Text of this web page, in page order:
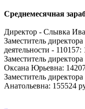
Среднемесячная
Директор - Слывка
Заместитель
деятельности - 110157:
Заместитель
Оксана Юрьевна:
Заместитель
Анатольевна: 155524